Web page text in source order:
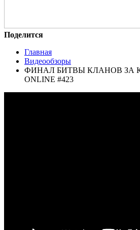
Поделится
Главная
Видеообзоры
ФИНАЛ БИТВЫ КЛАНОВ ЗА
ONLINE #423